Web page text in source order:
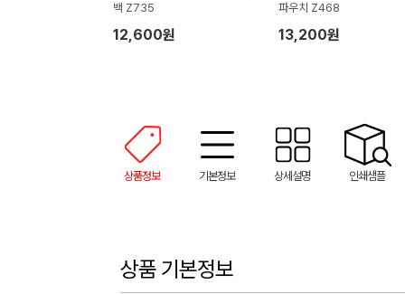
백 Z735
12,600원
파우치 Z468
13,200원
상품정보 기본정보 상세설명 인쇄샘플
상품 기본정보